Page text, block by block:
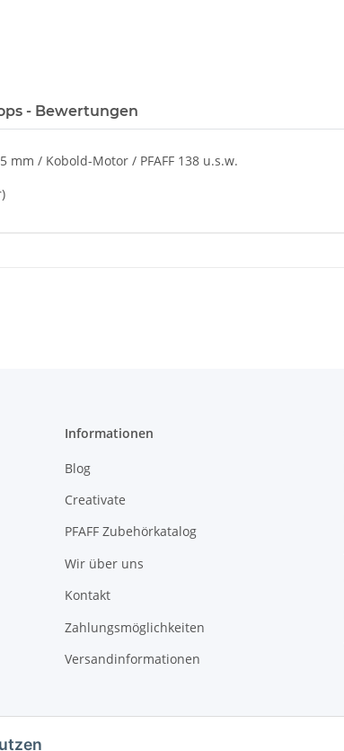
- Bewertungen
mm / Kobold-Motor / PFAFF 138 u.s.w.
Informationen
Blog
Creativate
PFAFF Zubehörkatalog
Wir über uns
Kontakt
Zahlungsmöglichkeiten
Versandinformationen